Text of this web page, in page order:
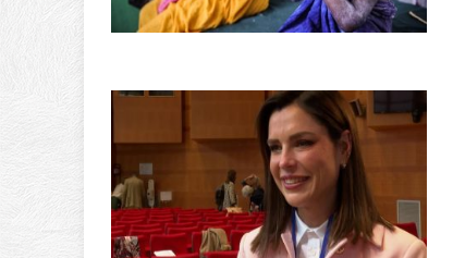
ЛЕНТА НОВОСТЕЙ